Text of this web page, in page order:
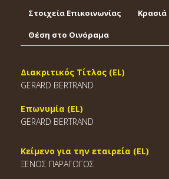
Στοιχεία Επικοινωνίας Κρασιά
Θέση στο Οινόραμα
Διακριτικός Τίτλος (EL)
GERARD BERTRAND
Επωνυμία (EL)
GERARD BERTRAND
Κείμενο για την εταιρεία (EL)
ΞΕΝΟΣ ΠΑΡΑΓΩΓΟΣ